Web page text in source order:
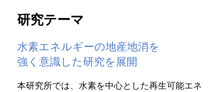
研究テーマ
水素エネルギーの地産地消を
強く意識した研究を展開
本研究所では、水素を中心とした再生可能エネ